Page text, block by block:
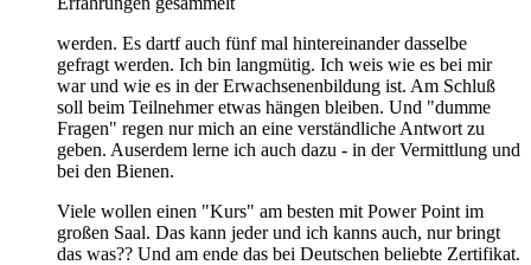
werden. Es dartf auch fünf mal hintereinander dasselbe
gefragt werden. Ich bin langmütig. Ich weis wie es bei mir
war und wie es in der Erwachsenenbildung ist. Am Schluß
soll beim Teilnehmer etwas hängen bleiben. Und "dumme
Fragen" regen nur mich an eine verständliche Antwort zu
geben. Auserdem lerne ich auch dazu - in der Vermittlung und
bei den Bienen.
Viele wollen einen "Kurs" am besten mit Power Point im
großen Saal. Das kann jeder und ich kanns auch, nur bringt
das was?? Und am ende das bei Deutschen beliebte Zertifikat.